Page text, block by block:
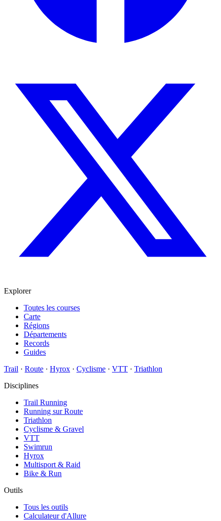
Explorer
Toutes les courses
Carte
Régions
Départements
Records
Guides
Trail · Route · Hyrox · Cyclisme · VTT · Triathlon
Disciplines
Trail Running
Running sur Route
Triathlon
Cyclisme & Gravel
VTT
Swimrun
Hyrox
Multisport & Raid
Bike & Run
Outils
Tous les outils
Calculateur d'Allure